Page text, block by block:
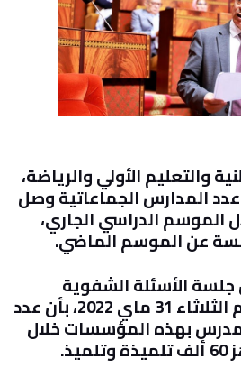
والتعليم الأولي والرياضة،
المدارس الجماعاتية وصل
الموسم الدراسي الجاري،
.
الأسئلة الشفوية
بمجلس النواب، اليوم الثلاثاء 31 ماي 2022، بأن عدد
بهذه المؤسسات خلال
.